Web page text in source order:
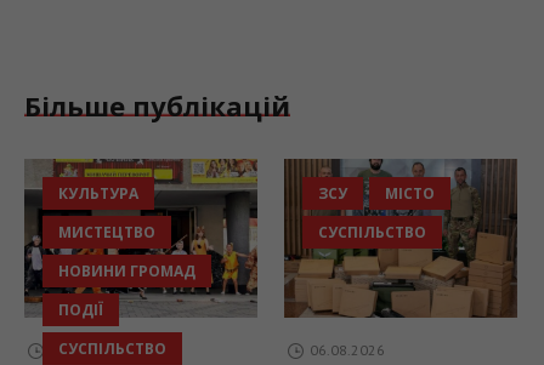
Більше публікацій
КУЛЬТУРА
МИСТЕЦТВО
НОВИНИ ГРОМАД
ПОДІЇ
СУСПІЛЬСТВО
06.08.2026
ЗСУ
МІСТО
СУСПІЛЬСТВО
06.08.2026